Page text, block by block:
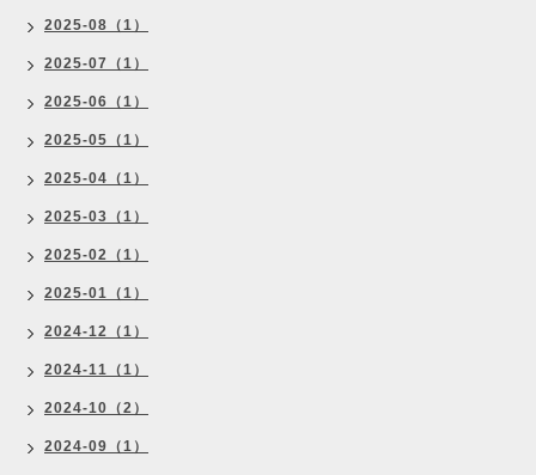
2025-08（1）
2025-07（1）
2025-06（1）
2025-05（1）
2025-04（1）
2025-03（1）
2025-02（1）
2025-01（1）
2024-12（1）
2024-11（1）
2024-10（2）
2024-09（1）